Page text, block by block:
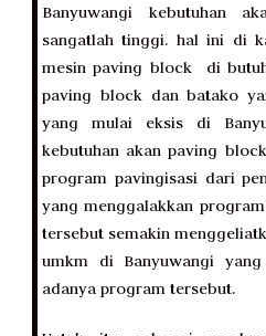
Banyuwangi kebutuhan
sangatlah tinggi. hal ini di
mesin paving block di
paving block dan batako
yang mulai eksis di
kebutuhan akan paving
program pavingisasi dari
yang menggalakkan
tersebut semakin
umkm di Banyuwangi
adanya program tersebut.